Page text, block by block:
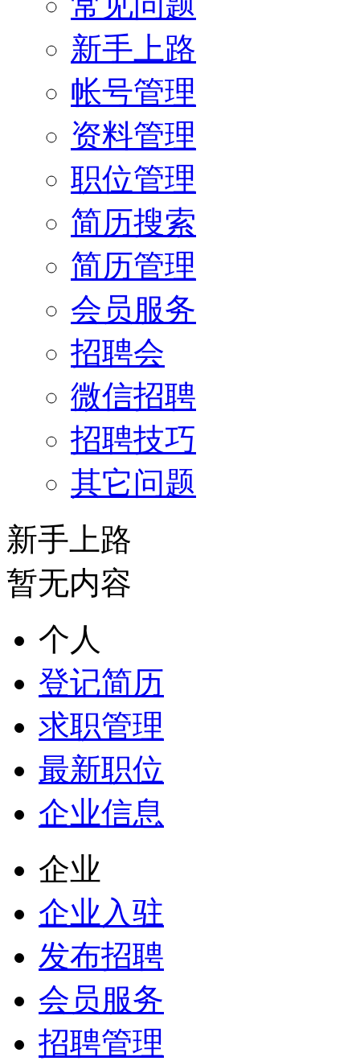
新手上路
帐号管理
资料管理
职位管理
简历搜索
简历管理
会员服务
招聘会
微信招聘
招聘技巧
其它问题
新手上路
暂无内容
个人
登记简历
求职管理
最新职位
企业信息
企业
企业入驻
发布招聘
会员服务
招聘管理